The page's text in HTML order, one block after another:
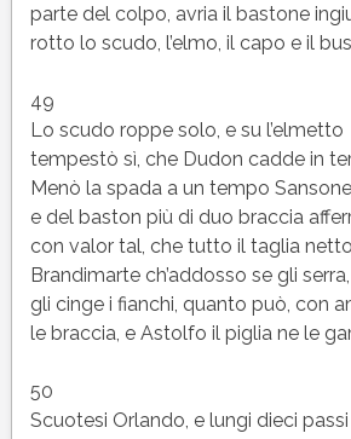
parte del colpo, avria il bastone
rotto lo scudo, l’elmo, il capo e il
49
Lo scudo roppe solo, e su l’elmetto
tempestò sì, che Dudon cadde in
Menò la spada a un tempo
e del baston più di duo braccia
con valor tal, che tutto il taglia
Brandimarte ch’addosso se gli serra,
gli cinge i fianchi, quanto può, con
le braccia, e Astolfo il piglia ne le
50
Scuotesi Orlando, e lungi dieci passi